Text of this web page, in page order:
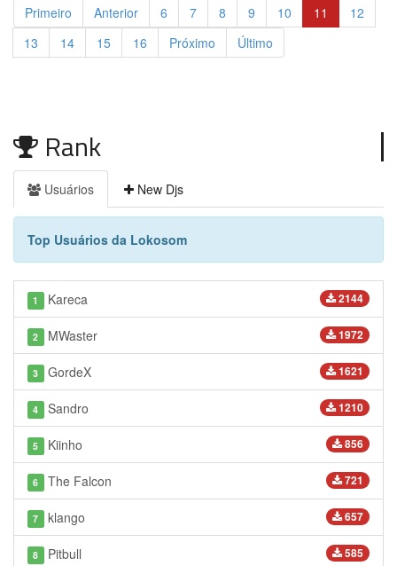
Primeiro Anterior 6 7 8 9 10 11
12
13
14 15 16 Próximo Último
Rank
Usuários New Djs
Top Usuários da Lokosom
2144
1 Kareca
1972
2 MWaster
1621
3 GordeX
1210
4 Sandro
856
5 Kiinho
721
6 The Falcon
657
7 klango
585
8 Pitbull